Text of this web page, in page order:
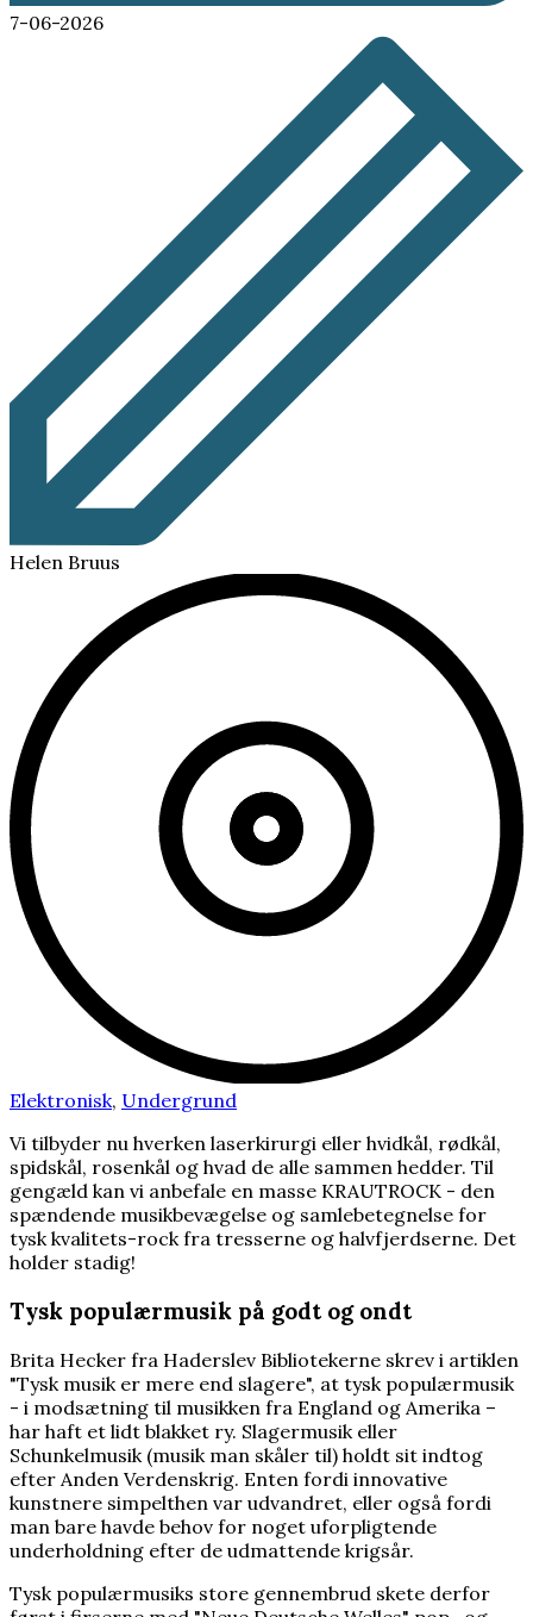
7-06-2026
Helen Bruus
Elektronisk, Undergrund
Vi tilbyder nu hverken laserkirurgi eller hvidkål, rødkål,
spidskål, rosenkål og hvad de alle sammen hedder. Til
gengæld kan vi anbefale en masse KRAUTROCK - den
spændende musikbevægelse og samlebetegnelse for
tysk kvalitets-rock fra tresserne og halvfjerdserne. Det
holder stadig!
Tysk populærmusik på godt og ondt
Brita Hecker fra Haderslev Bibliotekerne skrev i artiklen
"Tysk musik er mere end slagere", at tysk populærmusik
- i modsætning til musikken fra England og Amerika –
har haft et lidt blakket ry. Slagermusik eller
Schunkelmusik (musik man skåler til) holdt sit indtog
efter Anden Verdenskrig. Enten fordi innovative
kunstnere simpelthen var udvandret, eller også fordi
man bare havde behov for noget uforpligtende
underholdning efter de udmattende krigsår.
Tysk populærmusiks store gennembrud skete derfor